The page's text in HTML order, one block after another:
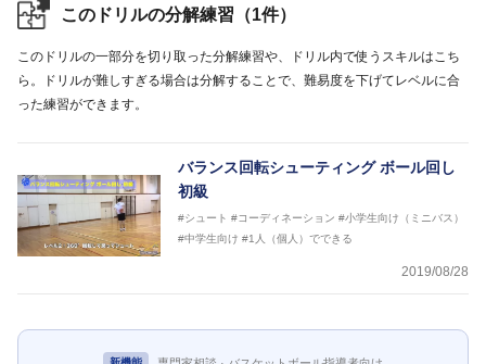
このドリルの分解練習（1件）
このドリルの一部分を切り取った分解練習や、ドリル内で使うスキルはこち
ら。ドリルが難しすぎる場合は分解することで、難易度を下げてレベルに合
った練習ができます。
バランス回転シューティング ボール回し
初級
#シュート #コーディネーション #小学生向け（ミニバス）
#中学生向け #1人（個人）でできる
2019/08/28